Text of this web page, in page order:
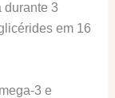
durante 3
em 16
3 e